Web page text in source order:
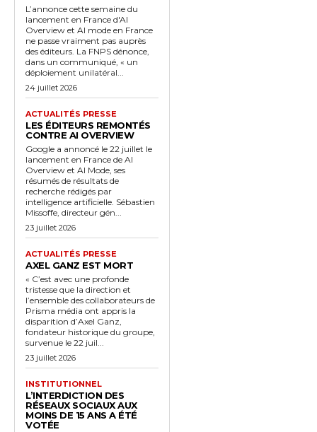
L’annonce cette semaine du
lancement en France d'AI
Overview et AI mode en France
ne passe vraiment pas auprès
des éditeurs. La FNPS dénonce,
dans un communiqué, « un
déploiement unilatéral...
24 juillet 2026
ACTUALITÉS PRESSE
LES ÉDITEURS REMONTÉS
CONTRE AI OVERVIEW
Google a annoncé le 22 juillet le
lancement en France de AI
Overview et AI Mode, ses
résumés de résultats de
recherche rédigés par
intelligence artificielle. Sébastien
Missoffe, directeur gén...
23 juillet 2026
ACTUALITÉS PRESSE
AXEL GANZ EST MORT
« C’est avec une profonde
tristesse que la direction et
l’ensemble des collaborateurs de
Prisma média ont appris la
disparition d’Axel Ganz,
fondateur historique du groupe,
survenue le 22 juil...
23 juillet 2026
INSTITUTIONNEL
L’INTERDICTION DES
RÉSEAUX SOCIAUX AUX
MOINS DE 15 ANS A ÉTÉ
VOTÉE